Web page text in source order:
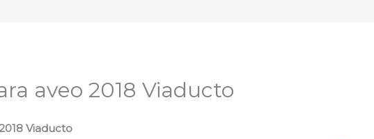
aveo 2018 Viaducto
Viaducto